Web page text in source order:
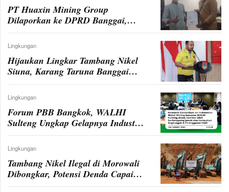
PT Huaxin Mining Group
Dilaporkan ke DPRD Banggai,
Soal Lembur dan K3 Disorot
Lingkungan
Hijaukan Lingkar Tambang Nikel
Siuna, Karang Taruna Banggai
Bakal Tanam Mangrove Perdana
Lingkungan
Forum PBB Bangkok, WALHI
Sulteng Ungkap Gelapnya Industri
Nikel di Morowali dan Banggai
Lingkungan
Tambang Nikel Ilegal di Morowali
Dibongkar, Potensi Denda Capai
Rp2,3 Triliun